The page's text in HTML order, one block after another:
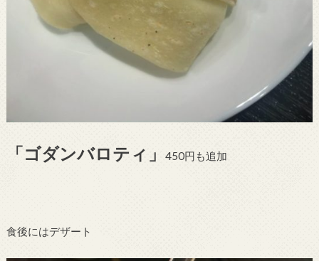
「ゴダンバロティ」 450円も追加
食後にはデザート